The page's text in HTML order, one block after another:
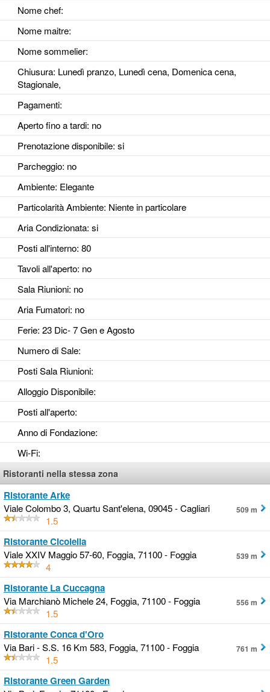
Nome chef:
Nome maitre:
Nome sommelier:
Chiusura: Lunedì pranzo, Lunedì cena, Domenica cena,
Stagionale,
Pagamenti:
Aperto fino a tardi: no
Prenotazione disponibile: si
Parcheggio: no
Ambiente: Elegante
Particolarità Ambiente: Niente in particolare
Aria Condizionata: si
Posti all'interno: 80
Tavoli all'aperto: no
Sala Riunioni: no
Aria Fumatori: no
Ferie: 23 Dic- 7 Gen e Agosto
Numero di Sale:
Posti Sala Riunioni:
Alloggio Disponibile:
Posti all'aperto:
Anno di Fondazione:
Wi-Fi:
Ristoranti nella stessa zona
Ristorante Arke
Viale Colombo 3, Quartu Sant'elena, 09045 - Cagliari
1.5
509 m
Ristorante Cicolella
Viale XXIV Maggio 57-60, Foggia, 71100 - Foggia
4
539 m
Ristorante La Cuccagna
Via Marchianò Michele 24, Foggia, 71100 - Foggia
1.5
556 m
Ristorante Conca d'Oro
Via Bari - S.S. 16 Km 583, Foggia, 71100 - Foggia
1.5
761 m
Ristorante Green Garden